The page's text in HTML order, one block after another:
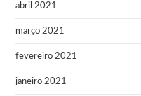
abril 2021
março 2021
fevereiro 2021
janeiro 2021